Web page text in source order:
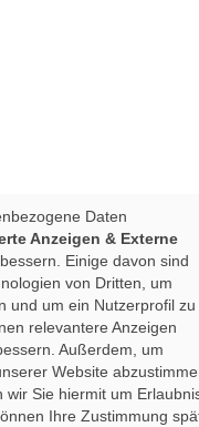
Copyright © 1996 - 2026 by
Copyright WP-Theme 2015
Daten
Anzeigen & Externe
Einige davon sind
von Dritten, um
und um ein Nutzerprofil zu
relevantere Anzeigen
Außerdem, um
Website
wir Sie hiermit um
Ihre Zustimmung